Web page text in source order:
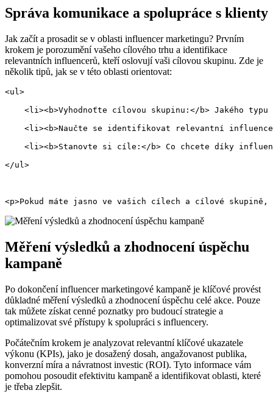
Správa komunikace a spolupráce s klienty
Jak začít a prosadit se v oblasti influencer marketingu? Prvním
krokem je porozumění vašeho cílového trhu a identifikace
relevantních influencerů, kteří oslovují vaši cílovou skupinu. Zde je
několik tipů, jak se v této oblasti orientovat:
<ul>
<li><b>Vyhodnoťte cílovou skupinu:</b> Jakého
<li><b>Naučte se identifikovat relevantní
<li><b>Stanovte si cíle:</b> Co chcete díky
</ul>
<p>Pokud máte jasno ve vašich cílech a cílové
Měření výsledků a zhodnocení úspěchu
kampaně
Po dokončení influencer marketingové kampaně je klíčové provést
důkladné měření výsledků a zhodnocení úspěchu celé akce. Pouze
tak můžete získat cenné poznatky pro budoucí strategie a
optimalizovat své přístupy k spolupráci s influencery.
Počátečním krokem je analyzovat relevantní klíčové ukazatele
výkonu (KPIs), jako je dosažený dosah, angažovanost publika,
konverzní míra a návratnost investic (ROI). Tyto informace vám
pomohou posoudit efektivitu kampaně a identifikovat oblasti, které
je třeba zlepšit.